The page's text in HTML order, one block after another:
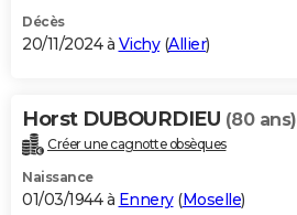
Décès
20/11/2024 à Vichy(Allier)
Horst DUBOURDIEU (80 ans)
Créer une cagnotte obsèques
Naissance
01/03/1944 à Ennery(Moselle)